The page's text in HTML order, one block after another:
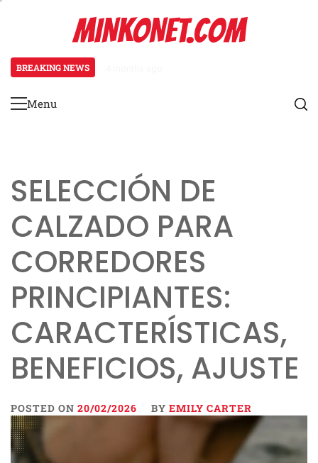
MINKONET.COM
BREAKING NEWS
Primary
Menu
SELECCIÓN DE
CALZADO PARA
CORREDORES
PRINCIPIANTES:
CARACTERÍSTICAS,
BENEFICIOS, AJUSTE
POSTED ON 20/02/2026 BY EMILY CARTER